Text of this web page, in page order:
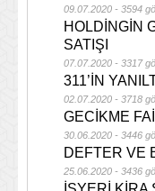
09.07.2020 - 3594
HOLDİNGİN
SATIŞI
07.07.2020 - 3317
311’İN
02.07.2020 - 3718
GECİKME
30.06.2020 - 3446
DEFTER VE
25.06.2020 - 3436